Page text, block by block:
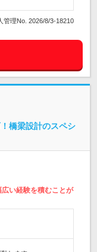
管理No. 2026/8/3-18210
橋梁設計のスペシ
い経験を積むことが